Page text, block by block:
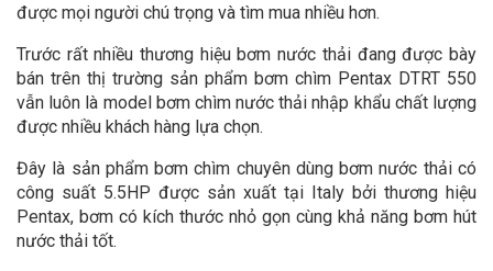
được mọi người chú trọng và tìm mua nhiều hơn.
Trước rất nhiều thương hiệu bơm nước thải đang được bày
bán trên thị trường sản phẩm bơm chìm Pentax DTRT 550
vẫn luôn là model bơm chìm nước thải nhập khẩu chất lượng
được nhiều khách hàng lựa chọn.
Đây là sản phẩm bơm chìm chuyên dùng bơm nước thải có
công suất 5.5HP được sản xuất tại Italy bởi thương hiệu
Pentax, bơm có kích thước nhỏ gọn cùng khả năng bơm hút
nước thải tốt.